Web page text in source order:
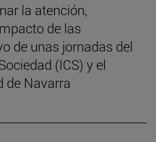
la atención,
de las
de unas jornadas del
(ICS) y el
de Navarra